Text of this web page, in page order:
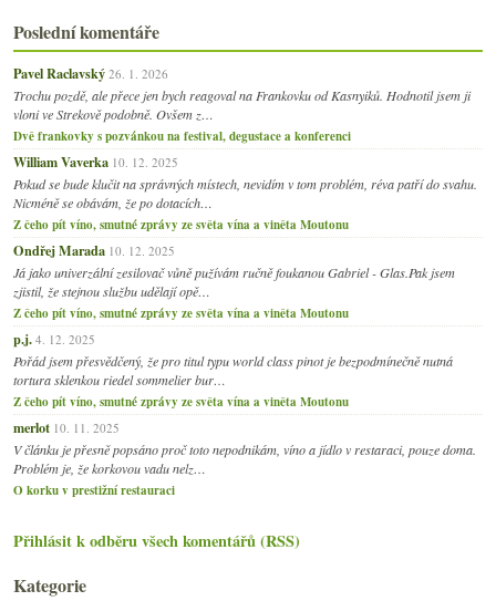
Poslední komentáře
Pavel Raclavský 26. 1. 2026
Trochu pozdě, ale přece jen bych reagoval na Frankovku od Kasnyiků. Hodnotil jsem ji
vloni ve Strekově podobně. Ovšem z…
Dvě frankovky s pozvánkou na festival, degustace a konferenci
William Vaverka 10. 12. 2025
Pokud se bude klučit na správných místech, nevidím v tom problém, réva patří do svahu.
Nicméně se obávám, že po dotacích…
Z čeho pít víno, smutné zprávy ze světa vína a viněta Moutonu
Ondřej Marada 10. 12. 2025
Já jako univerzální zesilovač vůně pužívám ručně foukanou Gabriel - Glas.Pak jsem
zjistil, že stejnou službu udělají opě…
Z čeho pít víno, smutné zprávy ze světa vína a viněta Moutonu
p.j. 4. 12. 2025
Pořád jsem přesvědčený, že pro titul typu world class pinot je bezpodmínečně nutná
tortura sklenkou riedel sommelier bur…
Z čeho pít víno, smutné zprávy ze světa vína a viněta Moutonu
merlot 10. 11. 2025
V článku je přesně popsáno proč toto nepodnikám, víno a jídlo v restaraci, pouze doma.
Problém je, že korkovou vadu nelz…
O korku v prestižní restauraci
Přihlásit k odběru všech komentářů (RSS)
Kategorie